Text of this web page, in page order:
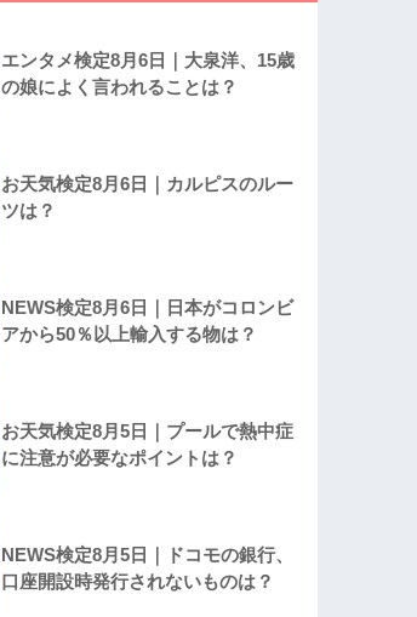
エンタメ検定8月6日｜大泉洋、15歳
の娘によく言われることは？
お天気検定8月6日｜カルピスのルー
ツは？
NEWS検定8月6日｜日本がコロンビ
アから50％以上輸入する物は？
お天気検定8月5日｜プールで熱中症
に注意が必要なポイントは？
NEWS検定8月5日｜ドコモの銀行、
口座開設時発行されないものは？